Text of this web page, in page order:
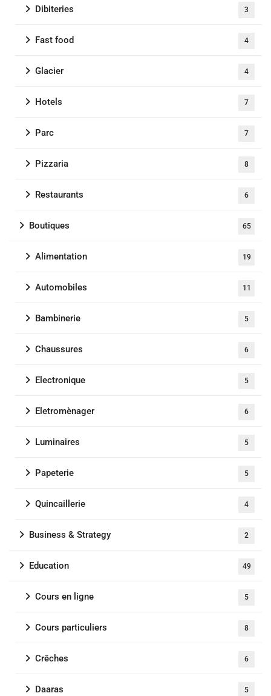
Dibiteries 3
Fast food 4
Glacier 4
Hotels 7
Parc 7
Pizzaria 8
Restaurants 6
Boutiques 65
Alimentation 19
Automobiles 11
Bambinerie 5
Chaussures 6
Electronique 5
Eletromènager 6
Luminaires 5
Papeterie 5
Quincaillerie 4
Business & Strategy 2
Education 49
Cours en ligne 5
Cours particuliers 8
Crêches 6
Daaras 5